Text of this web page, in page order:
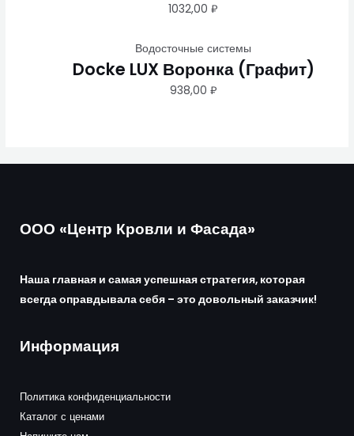
1032,00₽
Водосточные системы
Docke LUX Воронка (Графит)
938,00 ₽
ООО «Центр Кровли и Фасада»
Наша главная и самая успешная стратегия, которая
всегда оправдывала себя – это довольный заказчик!
Информация
Политика конфиденциальности
Каталог с ценами